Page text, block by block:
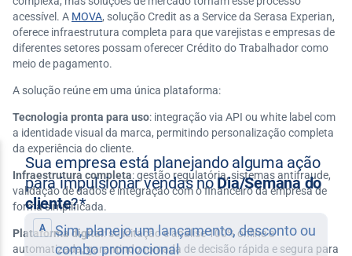
acessível. A MOVA, solução Credit as a Service da Serasa Experian,
oferece infraestrutura completa para que varejistas e empresas de
diferentes setores possam oferecer Crédito do Trabalhador como
meio de pagamento.
A solução reúne em uma única plataforma:
Tecnologia pronta para uso: integração via API ou white label com
a identidade visual da marca, permitindo personalização completa
da experiência do cliente.
Infraestrutura completa: gestão regulatória, sistemas antifraude,
validação de dados e integração com o financeiro da empresa de
forma simplificada.
Plataforma digital: solicitação e análise 100% online e
automatizada, garantindo tomada de decisão rápida e segura para